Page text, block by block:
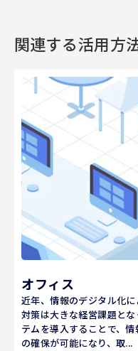
関連する活用方
オフィス
近年、情報のデジタル化
対策は大きな経営課題と
テムを導入することで、
の確保が可能になり、取...